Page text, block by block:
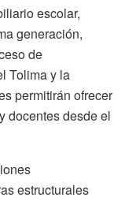
escolar,
generación,
de
Tolima y la
permitirán ofrecer
docentes desde el
estructurales